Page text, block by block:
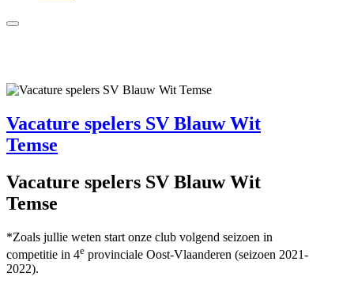
Vacature spelers SV Blauw Wit
Temse
Vacature spelers SV Blauw Wit
Temse
*Zoals jullie weten start onze club volgend seizoen in
competitie in 4e provinciale Oost-Vlaanderen (seizoen 2021-
2022).